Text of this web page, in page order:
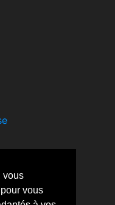
vous
vous